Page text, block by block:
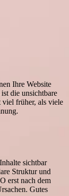
Ihre Website
die unsichtbare
viel früher, als viele
sichtbar
Struktur und
erst nach dem
Gutes